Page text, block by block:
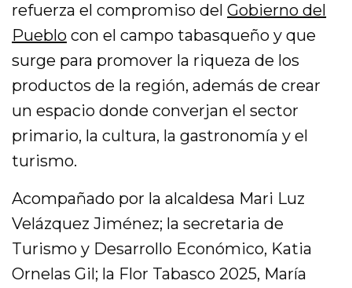
refuerza el compromiso delGobierno del
Pueblo con el campo tabasqueño y que
surge para promover la riqueza de los
productos de la región, además de crear
un espacio donde converjan el sector
primario, la cultura, la gastronomía y el
turismo.
Acompañado por la alcaldesa Mari Luz
Velázquez Jiménez; la secretaria de
Turismo y Desarrollo Económico, Katia
Ornelas Gil; la Flor Tabasco 2025, María